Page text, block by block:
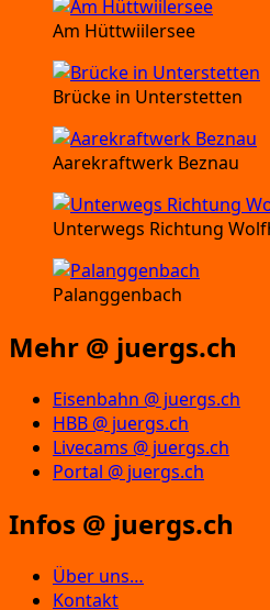
Am Hüttwiilersee
Brücke in Unterstetten
Aarekraftwerk Beznau
Unterwegs Richtung
Palanggenbach
Mehr @ juergs.ch
Eisenbahn @ juergs.ch
HBB @ juergs.ch
Livecams @ juergs.ch
Portal @ juergs.ch
Infos @ juergs.ch
Über uns…
Kontakt